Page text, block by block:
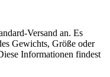
Versand an. Es
Gewichts, Größe oder
Informationen findest